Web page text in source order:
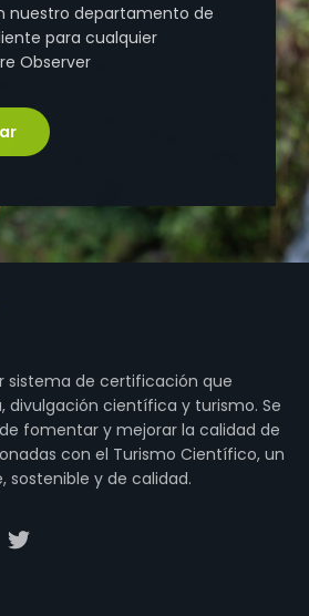
nuestro departamento de
para cualquier
Observer
sistema de certificación que
divulgación científica y turismo. Se
fomentar y mejorar la calidad de
con el Turismo Científico, un
y de calidad.